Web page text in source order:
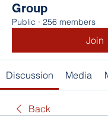
Group
Public · 256 members
Join
Discussion Media
Back